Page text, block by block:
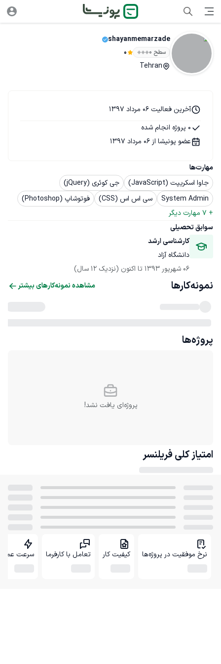
shayanmemarzade
سطح ۰ 0
Tehran
مهارت‌ها
جاوا اسکریپت (JavaScript)
جی کوئری (jQuery)
System Admin
سی اس اس (CSS)
فوتوشاپ (Photoshop)
+
7 مهارت دیگر
سوابق تحصیلی
کارشناسی ارشد
دانشگاه آزاد
06 شهریور 1393
تا اکنون (نزدیک 12 سال)
آخرین فعالیت 06 مرداد 1397
0 پروژه انجام شده
عضو پونیشا از 06 مرداد 1397
نمونه‌کارها مشاهده نمونه‌کارهای بیشتر
پروژه‌ها
پروژه‌ای یافت نشد!
امتیاز کلی فریلنسر
نرخ موفقیت در پروژه‌ها کیفیت کار تعامل با کارفرما سرعت عمل